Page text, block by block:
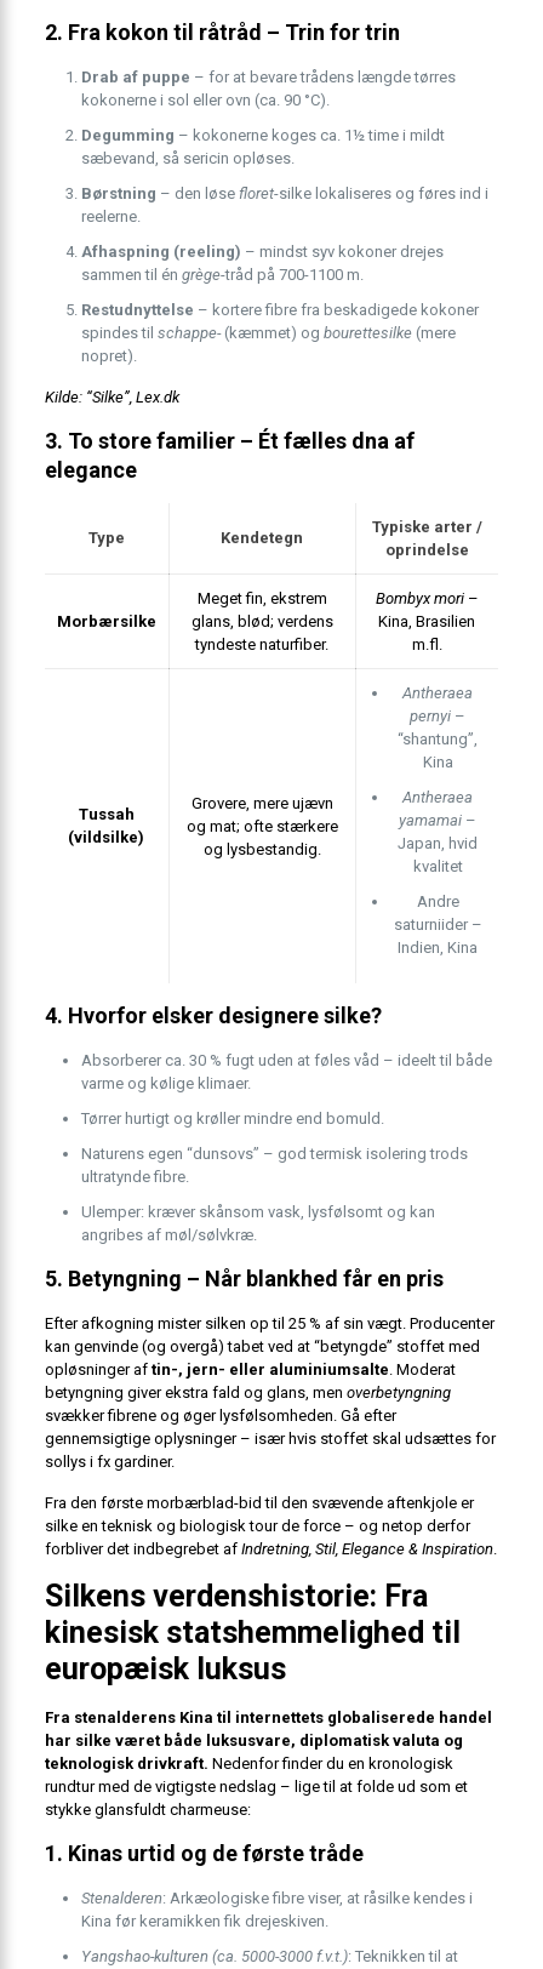
2. Fra kokon til råtråd – Trin for trin
Drab af puppe – for at bevare trådens længde tørres
kokonerne i sol eller ovn (ca. 90 °C).
Degumming – kokonerne koges ca. 1½ time i mildt
sæbevand, så sericin opløses.
Børstning – den løse floret-silke lokaliseres og føres ind i
reelerne.
Afhaspning (reeling) – mindst syv kokoner drejes
sammen til én grège-tråd på 700-1100 m.
Restudnyttelse – kortere fibre fra beskadigede kokoner
spindes til schappe-(kæmmet) og bourettesilke(mere
nopret).
Kilde: “Silke”, Lex.dk
3. To store familier – Ét fælles dna af
elegance
Type Kendetegn
Typiske arter /
oprindelse
Morbærsilke
Meget fin, ekstrem
glans, blød; verdens
tyndeste naturfiber.
Bombyx mori–
Kina, Brasilien
m.fl.
Tussah
(vildsilke)
Grovere, mere ujævn
og mat; ofte stærkere
og lysbestandig.
Antheraea
pernyi –
“shantung”,
Kina
Antheraea
yamamai –
Japan, hvid
kvalitet
Andre
saturniider –
Indien, Kina
4. Hvorfor elsker designere silke?
Absorberer ca. 30 % fugt uden at føles våd – ideelt til både
varme og kølige klimaer.
Tørrer hurtigt og krøller mindre end bomuld.
Naturens egen “dunsovs” – god termisk isolering trods
ultratynde fibre.
Ulemper: kræver skånsom vask, lysfølsomt og kan
angribes af møl/sølvkræ.
5. Betyngning – Når blankhed får en pris
Efter afkogning mister silken op til 25 % af sin vægt. Producenter
kan genvinde (og overgå) tabet ved at “betyngde” stoffet med
opløsninger af tin-, jern- eller aluminiumsalte. Moderat
betyngning giver ekstra fald og glans, men overbetyngning
svækker fibrene og øger lysfølsomheden. Gå efter
gennemsigtige oplysninger – især hvis stoffet skal udsættes for
sollys i fx gardiner.
Fra den første morbærblad-bid til den svævende aftenkjole er
silke en teknisk og biologisk tour de force – og netop derfor
forbliver det indbegrebet af Indretning, Stil, Elegance & Inspiration.
Silkens verdenshistorie: Fra
kinesisk statshemmelighed til
europæisk luksus
Fra stenalderens Kina til internettets globaliserede handel
har silke været både luksusvare, diplomatisk valuta og
teknologisk drivkraft. Nedenfor finder du en kronologisk
rundtur med de vigtigste nedslag – lige til at folde ud som et
stykke glansfuldt charmeuse:
1. Kinas urtid og de første tråde
Stenalderen: Arkæologiske fibre viser, at råsilke kendes i
Kina før keramikken fik drejeskiven.
Yangshao-kulturen (ca. 5000-3000 f.v.t.): Teknikken til at